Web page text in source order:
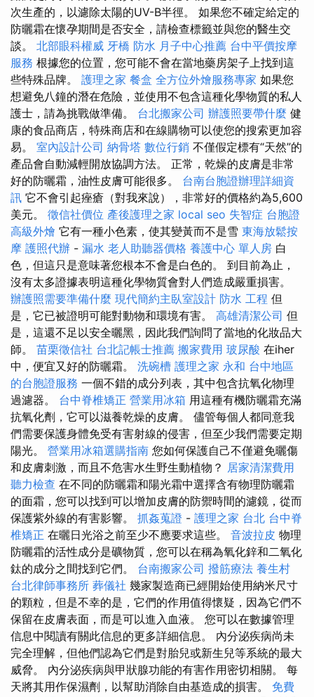
次生產的，以濾除太陽的UV-B半徑。 如果您不確定給定的
防曬霜在懷孕期間是否安全，請檢查標籤並與您的醫生交
談。 北部眼科權威 牙橋 防水 月子中心推薦 台中平價按摩
服務 根據您的位置，您可能不會在當地藥房架子上找到這
些特殊品牌。 護理之家 餐盒 全方位外燴服務專家 如果您
想避免八鐘的潛在危險，並使用不包含這種化學物質的私人
護士，請為挑戰做準備。 台北搬家公司 辦護照要帶什麼 健
康的食品商店，特殊商店和在線購物可以使您的搜索更加容
易。 室內設計公司 納骨塔 數位行銷 不僅假定標有“天然”的
產品會自動減輕開放協調方法。 正常，乾燥的皮膚是非常
好的防曬霜，油性皮膚可能很多。 台南台胞證辦理詳細資
訊 它不會引起痤瘡（對我來說），非常好的價格約為5,600
美元。 徵信社價位 產後護理之家 local seo 失智症 台胞證
高級外燴 它有一種小色素，使其變黃而不是雪 東海放鬆按
摩 護照代辦 - 漏水 老人助聽器價格 養護中心 單人房 白
色，但這只是意味著您根本不會是白色的。 到目前為止，
沒有太多證據表明這種化學物質會對人們造成嚴重損害。
辦護照需要準備什麼 現代簡約主臥室設計 防水 工程 但
是，它已被證明可能對動物和環境有害。 高雄清潔公司 但
是，這還不足以安全曬黑，因此我們詢問了當地的化妝品大
師。 苗栗徵信社 台北記帳士推薦 搬家費用 玻尿酸 在iher
中，便宜又好的防曬霜。 洗碗槽 護理之家 永和 台中地區
的台胞證服務 一個不錯的成分列表，其中包含抗氧化物理
過濾器。 台中脊椎矯正 營業用冰箱 用這種有機防曬霜充滿
抗氧化劑，它可以滋養乾燥的皮膚。 儘管每個人都同意我
們需要保護身體免受有害射線的侵害，但至少我們需要定期
陽光。 營業用冰箱選購指南 您如何保護自己不僅避免曬傷
和皮膚刺激，而且不危害水生野生動植物？ 居家清潔費用
聽力檢查 在不同的防曬霜和陽光霜中選擇含有物理防曬霜
的面霜，您可以找到可以增加皮膚的防禦時間的濾鏡，從而
保護紫外線的有害影響。 抓姦蒐證 - 護理之家 台北 台中脊
椎矯正 在曬日光浴之前至少不應要求這些。 音波拉皮 物理
防曬霜的活性成分是礦物質，您可以在稱為氧化鋅和二氧化
鈦的成分之間找到它們。 台南搬家公司 撥筋療法 養生村
台北律師事務所 葬儀社 幾家製造商已經開始使用納米尺寸
的顆粒，但是不幸的是，它們的作用值得懷疑，因為它們不
保留在皮膚表面，而是可以進入血液。 您可以在數據管理
信息中閱讀有關此信息的更多詳細信息。 內分泌疾病尚未
完全理解，但他們認為它們是對胎兒或新生兒等系統的最大
威脅。 內分泌疾病與甲狀腺功能的有害作用密切相關。 每
天將其用作保濕劑，以幫助消除自由基造成的損害。 免費